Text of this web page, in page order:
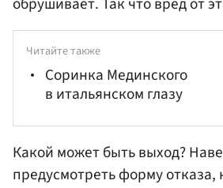
Читайте также
Соринка Мединского
в итальянском глазу
Какой может быть выход?
предусмотреть форму отказа,